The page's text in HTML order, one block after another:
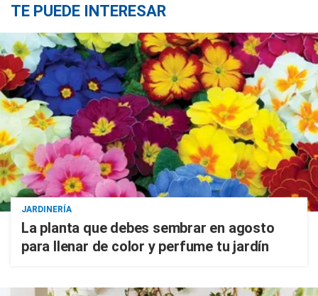
TE PUEDE INTERESAR
JARDINERÍA
La planta que debes sembrar en agosto
para llenar de color y perfume tu jardín